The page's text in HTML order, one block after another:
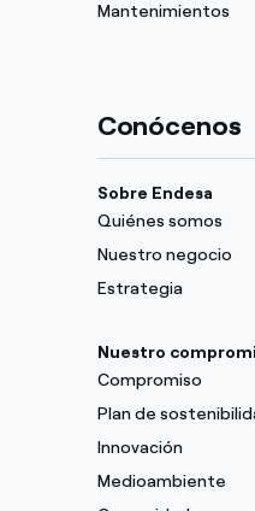
Mantenimientos
Conócenos
Sobre Endesa
Quiénes somos
Nuestro negocio
Estrategia
Nuestro
Compromiso
Plan de
Innovación
Medioambiente